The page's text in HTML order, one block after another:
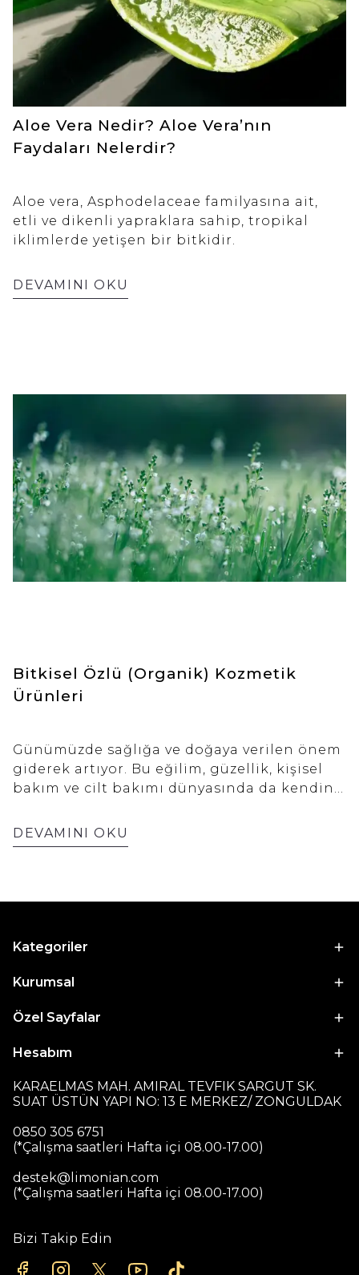
Aloe Vera Nedir? Aloe Vera’nın
Faydaları Nelerdir?
Aloe vera, Asphodelaceae familyasına ait,
etli ve dikenli yapraklara sahip, tropikal
iklimlerde yetişen bir bitkidir.
DEVAMINI OKU
Bitkisel Özlü (Organik) Kozmetik
Ürünleri
Günümüzde sağlığa ve doğaya verilen önem
giderek artıyor. Bu eğilim, güzellik, kişisel
bakım ve cilt bakımı dünyasında da kendini
bakımında kimyasal içerikler yerine daha
doğal ve bitkisel içerikli ürünleri tercih
araya getiriyor.
DEVAMINI OKU
Kategoriler
Kurumsal
Özel Sayfalar
Hesabım
KARAELMAS MAH. AMIRAL TEVFIK SARGUT SK.
SUAT ÜSTÜN YAPI NO: 13 E MERKEZ/ ZONGULDAK
0850 305 6751
(*Çalışma saatleri Hafta içi 08.00-17.00)
destek@limonian.com
(*Çalışma saatleri Hafta içi 08.00-17.00)
Bizi Takip Edin